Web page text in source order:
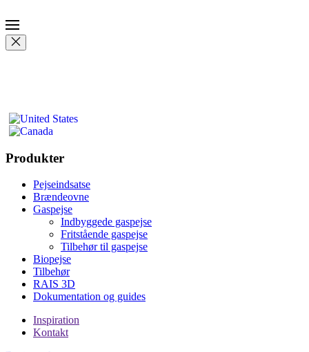
Produkter
Pejseindsatse
Brændeovne
Gaspejse
Indbyggede gaspejse
Fritstående gaspejse
Tilbehør til gaspejse
Biopejse
Tilbehør
RAIS 3D
Dokumentation og guides
Inspiration
Kontakt